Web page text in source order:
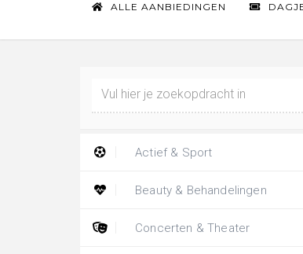
ALLE AANBIEDINGEN
Actief & Sport
Beauty & Behandelingen
Concerten & Theater